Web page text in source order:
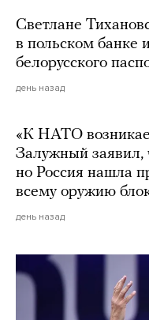
Светлане
в польском банке
белорусского
день назад
«К НАТО
Залужный заявил,
но Россия нашла
всему оружию
день назад